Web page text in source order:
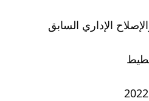
الإداري السابق